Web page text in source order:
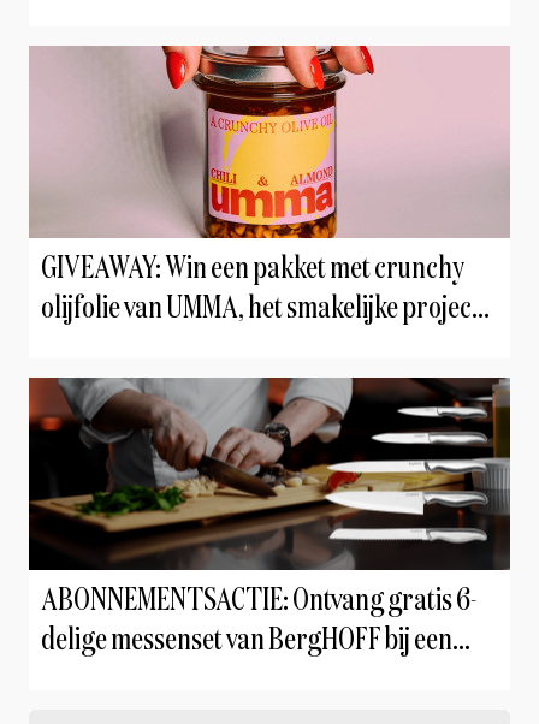
GIVEAWAY: Win een pakket met crunchy
olijfolie van UMMA, het smakelijke project
ABONNEMENTSACTIE: Ontvang gratis 6-
delige messenset van BergHOFF bij een